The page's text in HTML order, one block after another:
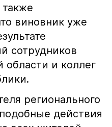
также
виновник уже
сотрудников
и коллег
регионального
действия